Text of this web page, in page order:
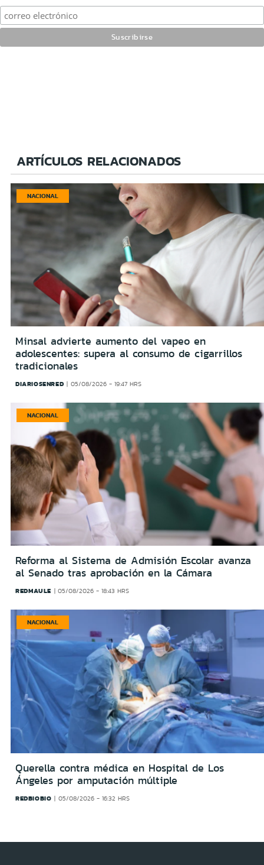
ARTÍCULOS RELACIONADOS
NACIONAL
Minsal advierte aumento del vapeo en
adolescentes: supera al consumo de cigarrillos
tradicionales
DIARIOSENRED 05/08/2026 - 19:47 HRS
NACIONAL
Reforma al Sistema de Admisión Escolar avanza
al Senado tras aprobación en la Cámara
REDMAULE 05/08/2026 - 18:43 HRS
NACIONAL
Querella contra médica en Hospital de Los
Ángeles por amputación múltiple
REDBIOBIO 05/08/2026 - 16:32 HRS